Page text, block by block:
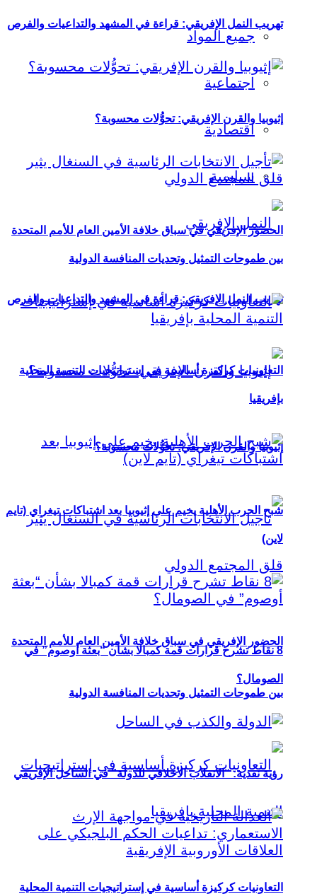
جميع المواد
اجتماعية
اقتصادية
سياسية
تهريب النمل الإفريقي: قراءة في المشهد والتداعيات والفرص
إثيوبيا والقرن الإفريقي: تحوُّلات محسوبة؟
الحضور الإفريقي في سباق خلافة الأمين العام للأمم المتحدة
بين طموحات التمثيل وتحديات المنافسة الدولية
التعاونيات كركيزة أساسية في إستراتيجيات التنمية المحلية
تهريب النمل الإفريقي: قراءة في المشهد والتداعيات والفرص
إثيوبيا والقرن الإفريقي: تحوُّلات محسوبة؟
الحضور الإفريقي في سباق خلافة الأمين العام للأمم المتحدة
بين طموحات التمثيل وتحديات المنافسة الدولية
التعاونيات كركيزة أساسية في إستراتيجيات التنمية المحلية
بإفريقيا
شبح الحرب الأهلية يخيم على إثيوبيا بعد اشتباكات تيغراي (تايم
لاين)
8 نقاط تشرح قرارات قمة كمبالا بشأن “بعثة أوصوم” في
الصومال؟
رؤية نقدية: “الانقلاب الأخلاقي للدولة” في الساحل الإفريقي